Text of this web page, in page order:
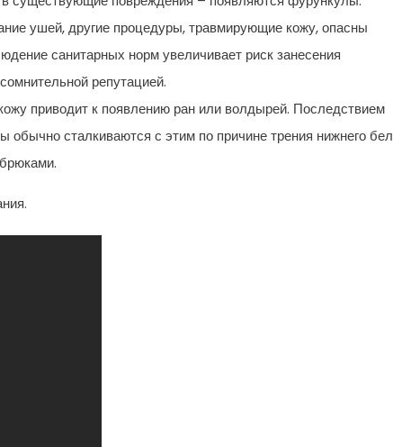
ушей, другие процедуры, травмирующие кожу, опасны
санитарных норм увеличивает риск занесения
репутацией.
приводит к появлению ран или волдырей. Последствием
сталкиваются с этим по причине трения нижнего